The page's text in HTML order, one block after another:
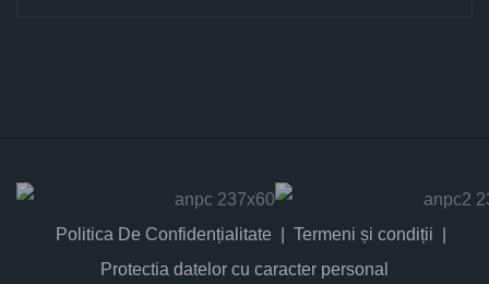
Politica De Confidențialitate
Termeni și condiții
Protectia datelor cu caracter personal